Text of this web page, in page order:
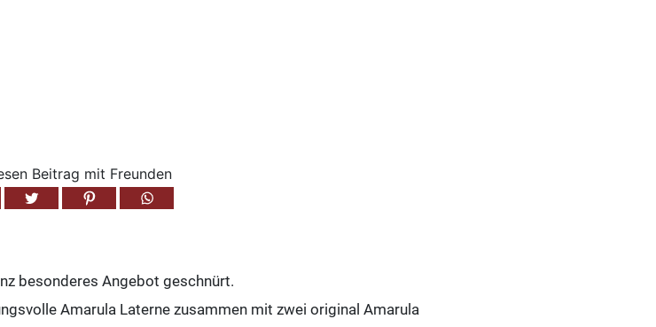
Beitrag mit Freunden
besonderes Angebot geschnürt.
Amarula Laterne zusammen mit zwei original Amarula